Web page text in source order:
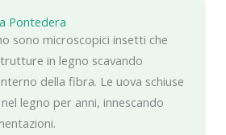
Pontedera
sono microscopici insetti che
in legno scavando
della fibra. Le uova schiuse
legno per anni, innescando